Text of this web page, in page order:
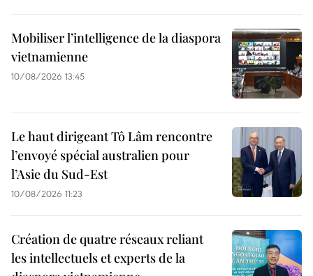
Mobiliser l’intelligence de la diaspora
vietnamienne
10/08/2026 13:45
Le haut dirigeant Tô Lâm rencontre
l’envoyé spécial australien pour
l’Asie du Sud-Est
10/08/2026 11:23
Création de quatre réseaux reliant
les intellectuels et experts de la